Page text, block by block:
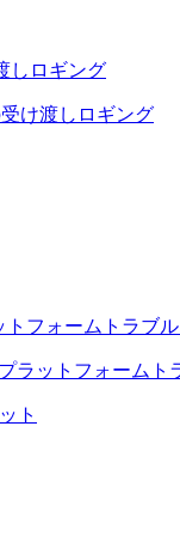
し ロギング
け渡し ロギング
トフォーム トラブ
ラットフォーム ト
ト